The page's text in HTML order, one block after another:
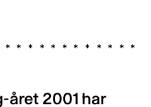
året 2001 har